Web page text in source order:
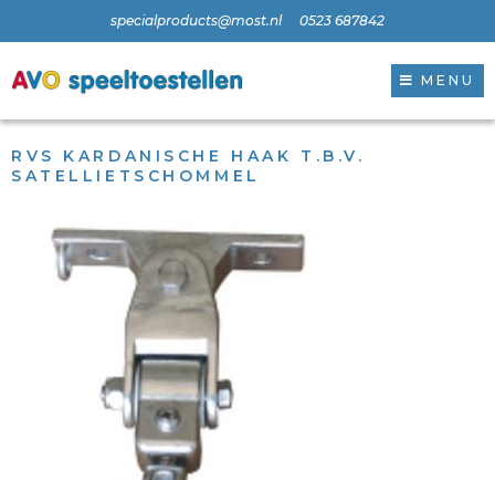
specialproducts@most.nl 0523 687842
MENU
RVS KARDANISCHE HAAK T.B.V.
SATELLIETSCHOMMEL